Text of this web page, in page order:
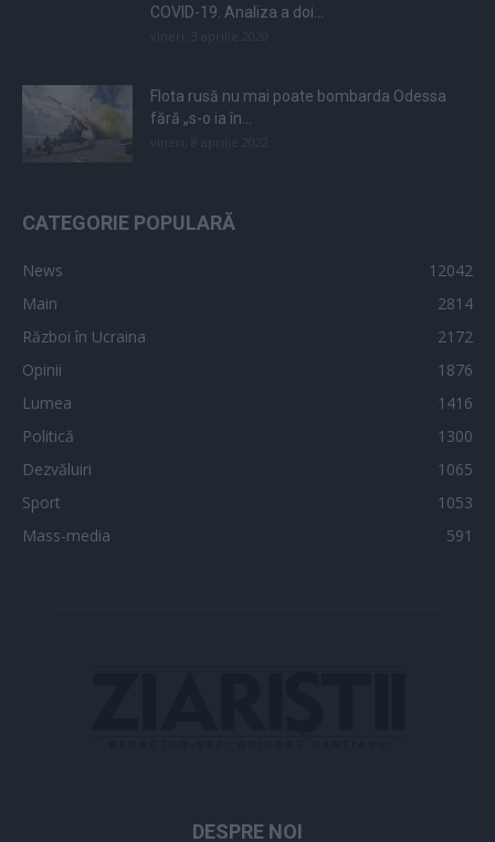
COVID-19. Analiza a doi...
Flota rusă nu mai poate bombarda Odessa
fără „s-o ia în...
CATEGORIE POPULARĂ
News
12042
Main
2814
Război în Ucraina
2172
Opinii
1876
Lumea
1416
Politică
1300
Dezvăluiri
1065
Sport
1053
Mass-media
591
DESPRE NOI